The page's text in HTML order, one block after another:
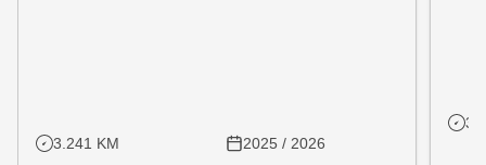
3.241 KM 2025 / 2026